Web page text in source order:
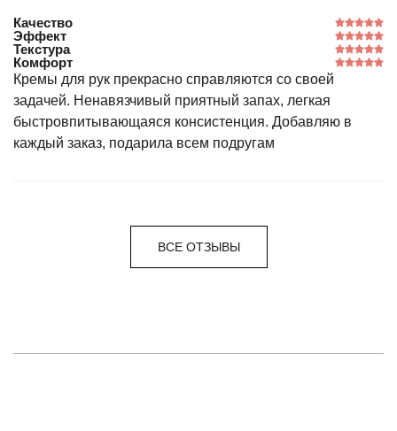
Качество
Эффект
Текстура
Комфорт
Кремы для рук прекрасно справляются со своей
задачей. Ненавязчивый приятный запах, легкая
быстровпитывающаяся консистенция. Добавляю в
каждый заказ, подарила всем подругам
ВСЕ ОТЗЫВЫ